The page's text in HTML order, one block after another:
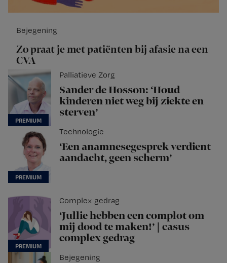
Bejegening
Zo praat je met patiënten bij afasie na een
CVA
Palliatieve Zorg
Sander de Hosson: ‘Houd
kinderen niet weg bij ziekte en
sterven’
Technologie
‘Een anamnesegesprek verdient
aandacht, geen scherm’
Complex gedrag
‘Jullie hebben een complot om
mij dood te maken!’ | casus
complex gedrag
Bejegening